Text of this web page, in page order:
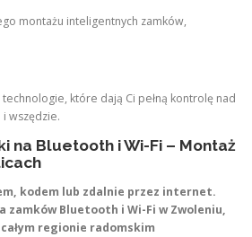
montażu inteligentnych zamków,
które dają Ci pełną kontrolę nad
wszędzie.
na Bluetooth i Wi-Fi – Montaż
kodem lub zdalnie przez internet.
zamków Bluetooth i Wi-Fi w Zwoleniu,
regionie radomskim